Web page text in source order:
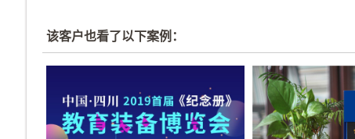
该客户也看了以下案例：